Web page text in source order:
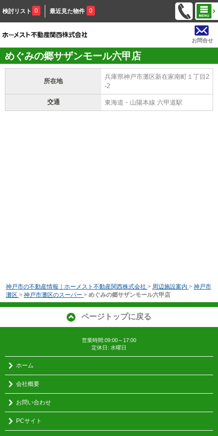
検討リスト 0 最近見た物件 0
お問合せ
めぐみの郷サザンモール六甲店
所在地
兵庫県神戸市灘区新在家南町１丁目2
-2
交通 東海道・山陽本線 六甲道駅
神戸市の不動産情報｜ホーメスト不動産関西株式会社 > 周辺施設案内 > 神戸市
灘区 > 神戸市灘区のスーパー > めぐみの郷サザンモール六甲店
ページトップに戻る
営業時間:09:00～17:00
定休日: 水曜日
ホーム
会社概要
お問い合わせ
PCサイト